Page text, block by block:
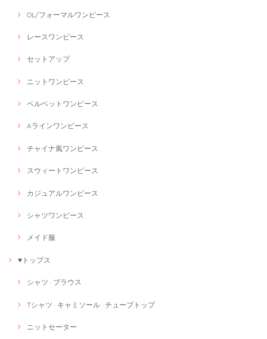
OL/フォーマルワンピース
レースワンピース
セットアップ
ニットワンピース
ベルベットワンピース
Aラインワンピース
チャイナ風ワンピース
スウィートワンピース
カジュアルワンピース
シャツワンピース
メイド服
♥トップス
シャツ · ブラウス
Tシャツ · キャミソール · チューブトップ
ニットセーター